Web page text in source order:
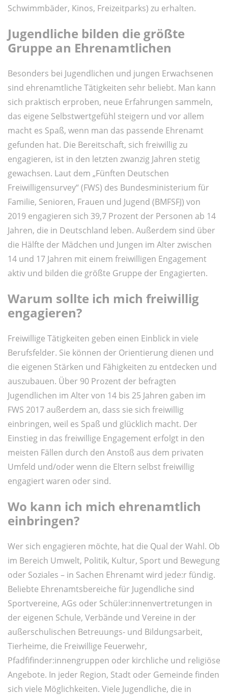
Schwimmbäder, Kinos, Freizeitparks) zu erhalten.
Jugendliche bilden die größte
Gruppe an Ehrenamtlichen
Besonders bei Jugendlichen und jungen Erwachsenen
sind ehrenamtliche Tätigkeiten sehr beliebt. Man kann
sich praktisch erproben, neue Erfahrungen sammeln,
das eigene Selbstwertgefühl steigern und vor allem
macht es Spaß, wenn man das passende Ehrenamt
gefunden hat. Die Bereitschaft, sich freiwillig zu
engagieren, ist in den letzten zwanzig Jahren stetig
gewachsen. Laut dem „Fünften Deutschen
Freiwilligensurvey“ (FWS) des Bundesministerium für
Familie, Senioren, Frauen und Jugend (BMFSFJ) von
2019 engagieren sich 39,7 Prozent der Personen ab 14
Jahren, die in Deutschland leben. Außerdem sind über
die Hälfte der Mädchen und Jungen im Alter zwischen
14 und 17 Jahren mit einem freiwilligen Engagement
aktiv und bilden die größte Gruppe der Engagierten.
Warum sollte ich mich freiwillig
engagieren?
Freiwillige Tätigkeiten geben einen Einblick in viele
Berufsfelder. Sie können der Orientierung dienen und
die eigenen Stärken und Fähigkeiten zu entdecken und
auszubauen. Über 90 Prozent der befragten
Jugendlichen im Alter von 14 bis 25 Jahren gaben im
FWS 2017 außerdem an, dass sie sich freiwillig
einbringen, weil es Spaß und glücklich macht. Der
Einstieg in das freiwillige Engagement erfolgt in den
meisten Fällen durch den Anstoß aus dem privaten
Umfeld und/oder wenn die Eltern selbst freiwillig
engagiert waren oder sind.
Wo kann ich mich ehrenamtlich
einbringen?
Wer sich engagieren möchte, hat die Qual der Wahl. Ob
im Bereich Umwelt, Politik, Kultur, Sport und Bewegung
oder Soziales – in Sachen Ehrenamt wird jede:r fündig.
Beliebte Ehrenamtsbereiche für Jugendliche sind
Sportvereine, AGs oder Schüler:innenvertretungen in
der eigenen Schule, Verbände und Vereine in der
außerschulischen Betreuungs- und Bildungsarbeit,
Tierheime, die Freiwillige Feuerwehr,
Pfadfifinder:innengruppen oder kirchliche und religiöse
Angebote. In jeder Region, Stadt oder Gemeinde finden
sich viele Möglichkeiten. Viele Jugendliche, die in